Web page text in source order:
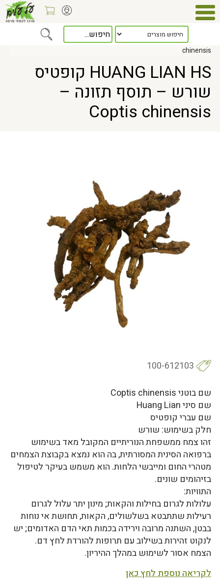
Home
> HUANG LIAN HS קופטיס שורש – תוסף תזונה – Coptis
chinensis
HUANG LIAN HS קופטיס
שורש – תוסף תזונה –
Coptis chinensis
100-612103
שם בוטני Coptis chinensis
שם סיני Huang Lian
שם עברי קופטיס
חלק בשימוש: שורש
זהו צמח ממשפחת הנוריתיים המקובל מאד בשימוש
ברפואה הסינית המסורתית, בה הוא נמצא בקבוצת הצמחים
מטהרי החום ומייבשי הלחות. הוא משמש בעיקר לטיפול
בזיהומים שונים.
התוויות:
עלולות לגרום בחילות והקאות; מינון יתר עלול לגרום
רעילות שתתבטא בשלשולים, הקאות, תחושת אי נוחות
בבטן, השתנה מרובה וירידה בכמות תאי הדם האדומים; יש
לנקוט זהירות בשילוב עם תרופות להורדת לחץ דם.
הצמח אסור לשימוש במהלך ההיריון.
לקריאה נוספת לחץ כאן